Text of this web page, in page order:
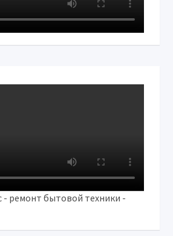
- ремонт бытовой техники -